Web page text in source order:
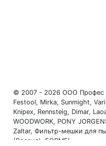
© 2007 - 2026 ООО Профес
Festool, Mirka, Sunmight,
Knipex, Rennsteig, Dimar,
WOODWORK, PONY
Zaltar, Фильтр-мешки для
(Россия), FORMEL